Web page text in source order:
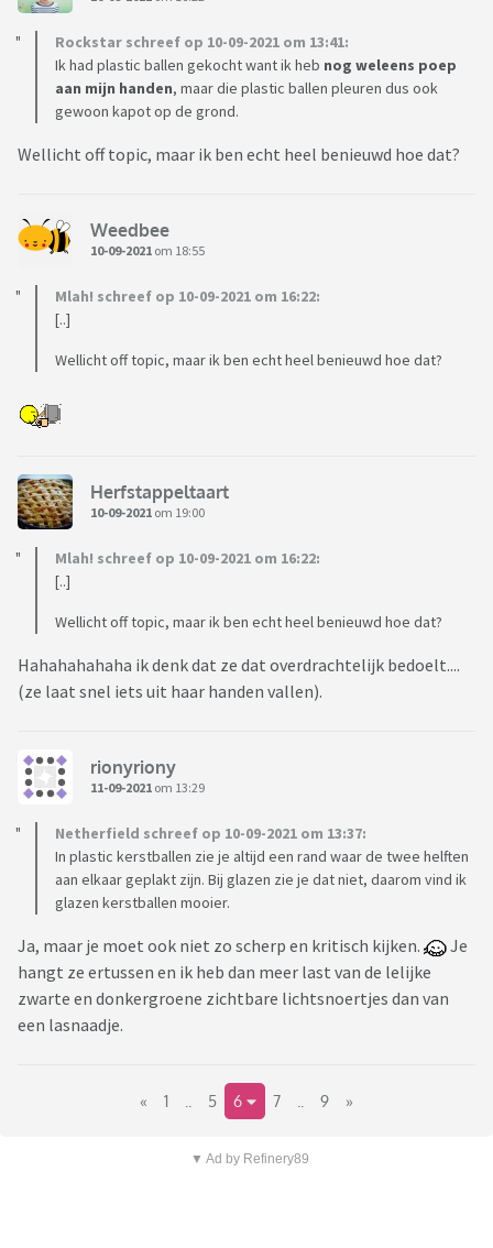
Rockstar schreef op 10-09-2021 om 13:41:
Ik had plastic ballen gekocht want ik heb nog weleens poep
aan mijn handen, maar die plastic ballen pleuren dus ook
gewoon kapot op de grond.
Wellicht off topic, maar ik ben echt heel benieuwd hoe dat?
Weedbee
10-09-2021 om 18:55
Mlah! schreef op 10-09-2021 om 16:22:
[..]
Wellicht off topic, maar ik ben echt heel benieuwd hoe dat?
Herfstappeltaart
10-09-2021 om 19:00
Mlah! schreef op 10-09-2021 om 16:22:
[..]
Wellicht off topic, maar ik ben echt heel benieuwd hoe dat?
Hahahahahaha ik denk dat ze dat overdrachtelijk bedoelt....
(ze laat snel iets uit haar handen vallen).
rionyriony
11-09-2021 om 13:29
Netherfield schreef op 10-09-2021 om 13:37:
In plastic kerstballen zie je altijd een rand waar de twee helften
aan elkaar geplakt zijn. Bij glazen zie je dat niet, daarom vind ik
glazen kerstballen mooier.
Ja, maar je moet ook niet zo scherp en kritisch kijken.
Je
hangt ze ertussen en ik heb dan meer last van de lelijke
zwarte en donkergroene zichtbare lichtsnoertjes dan van
een lasnaadje.
« 1 5 6 7 9 »
▼ Ad by Refinery89